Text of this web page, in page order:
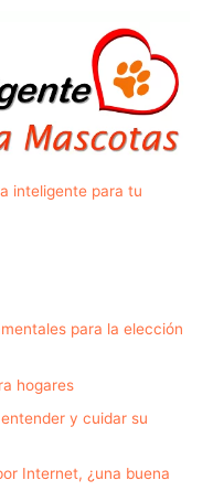
inteligente para tu
para la elección
hogares
y cuidar su
Internet, ¿una buena